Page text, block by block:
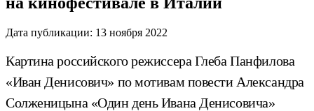
Дата публикации: 13 ноября 2022
Картина российского режиссера Глеба Панфилова
«Иван Денисович» по мотивам повести Александра
Солженицына «Один день Ивана Денисовича»